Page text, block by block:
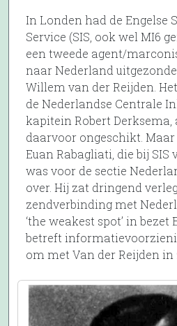
In Londen had de Engelse
Service (SIS, ook wel MI6
een tweede agent/
naar Nederland
Willem van der Reijden.
de Nederlandse Centrale
kapitein Robert Derksema,
daarvoor ongeschikt.
Euan Rabagliati, die bij
was voor de sectie
over. Hij zat dringend
zendverbinding met
‘the weakest spot’ in bezet
betreft
om met Van der Reijden in